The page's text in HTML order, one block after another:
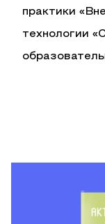
практики
технологии